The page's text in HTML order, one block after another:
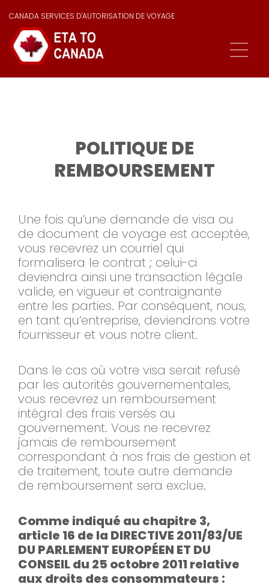
CANADA SERVICES D'AUTORISATION DE VOYAGE
POLITIQUE DE
REMBOURSEMENT
Une fois qu’une demande de visa ou
de document de voyage est acceptée,
vous recevrez un courriel qui
formalisera le contrat ; celui-ci
deviendra ainsi une transaction légale
valide, en vigueur et contraignante
entre les parties. Par conséquent, nous,
en tant qu’entreprise, deviendrons votre
fournisseur et vous notre client.
Dans le cas où votre visa serait refusé
par les autorités gouvernementales,
vous recevrez un remboursement
intégral des frais versés au
gouvernement. Vous ne recevrez
jamais de remboursement
correspondant à nos frais de gestion et
de traitement, toute autre demande
de remboursement sera exclue.
Comme indiqué au chapitre 3,
article 16 de la DIRECTIVE 2011/83/UE
DU PARLEMENT EUROPÉEN ET DU
CONSEIL du 25 octobre 2011 relative
aux droits des consommateurs :